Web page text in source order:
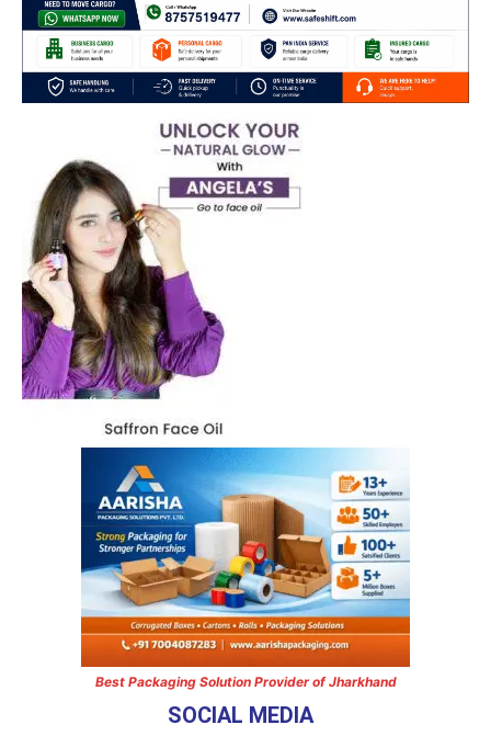
Best Packaging Solution Provider of Jharkhand
SOCIAL MEDIA